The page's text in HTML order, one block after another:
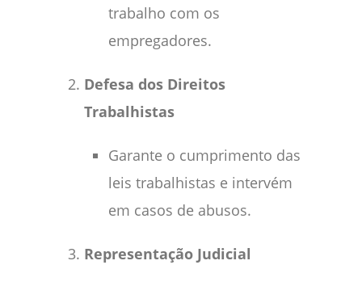
trabalho com os
empregadores.
Defesa dos Direitos
Trabalhistas
Garante o cumprimento das
leis trabalhistas e intervém
em casos de abusos.
Representação Judicial